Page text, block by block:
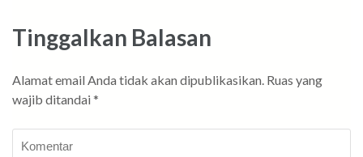
Tinggalkan Balasan
Alamat email Anda tidak akan dipublikasikan. Ruas yang
wajib ditandai *